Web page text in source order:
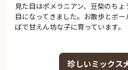
見た目はポメラニアン、豆柴のち
目になってきました。お散歩とボ
ばで甘えん坊な子に育っています。
珍しいミックス